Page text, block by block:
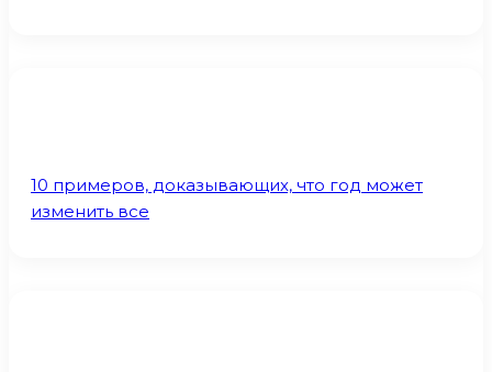
10 примеров, доказывающих, что год может
изменить все